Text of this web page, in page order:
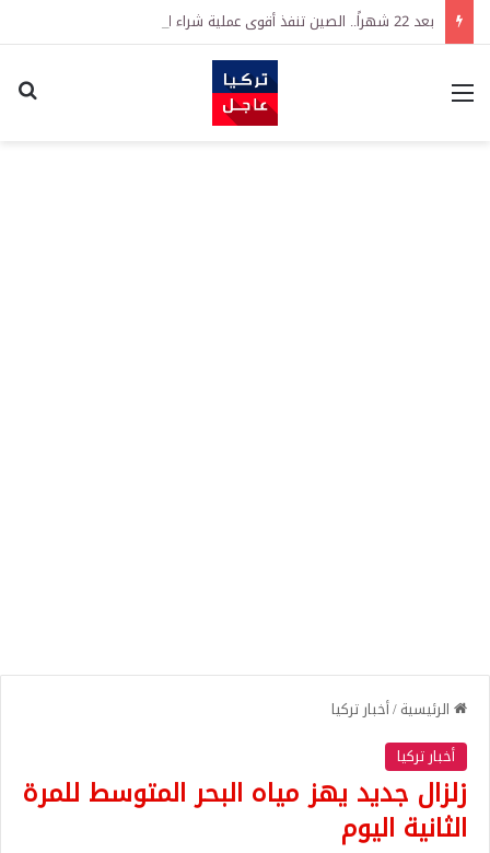
القائمة
الرئيسية/أخبار تركيا
أخبار تركيا
زلزال جديد يهز مياه البحر المتوسط للمرة
الثانية اليوم